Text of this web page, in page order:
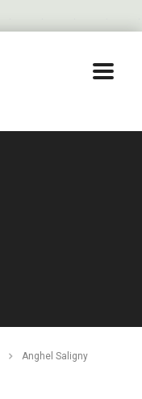
Anghel Saligny